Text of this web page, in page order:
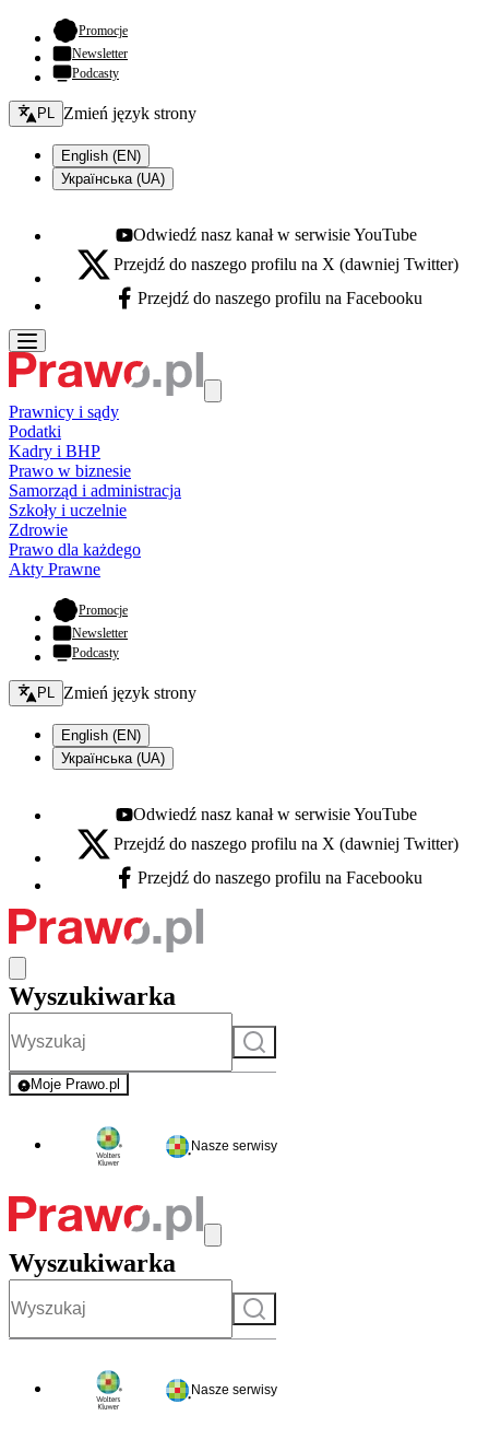
Promocje- otwiera się w nowej karcie
Newsletter
Podcasty
Zmień język - bieżący:
PL Zmień język strony
English (EN)
Українська (UA)
Youtube - otwiera się w nowej karcie
Odwiedź nasz kanał w serwisie YouTube
X - otwiera się w nowej karcie
Przejdź do naszego profilu na X (dawniej Twitter)
Facebook - otwiera się w nowej karcie
Przejdź do naszego profilu na Facebooku
Prawnicy i sądy
Podatki
Kadry i BHP
Prawo w biznesie
Samorząd i administracja
Szkoły i uczelnie
Zdrowie
Prawo dla każdego
Akty Prawne
Promocje- otwiera się w nowej karcie
Newsletter
Podcasty
Zmień język - bieżący:
PL Zmień język strony
English (EN)
Українська (UA)
Youtube - otwiera się w nowej karcie
Odwiedź nasz kanał w serwisie YouTube
X - otwiera się w nowej karcie
Przejdź do naszego profilu na X (dawniej Twitter)
Facebook - otwiera się w nowej karcie
Przejdź do naszego profilu na Facebooku
Wyszukiwarka
Szukaj
Moje Prawo.pl
- rejestracja i logowanie do serwisu
Nasze serwisy
Wyszukiwarka
Szukaj
Nasze serwisy